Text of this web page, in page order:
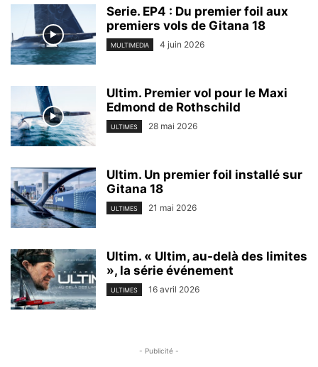
Serie. EP4 : Du premier foil aux
premiers vols de Gitana 18
MULTIMEDIA 4 juin 2026
Ultim. Premier vol pour le Maxi
Edmond de Rothschild
ULTIMES 28 mai 2026
Ultim. Un premier foil installé sur
Gitana 18
ULTIMES 21 mai 2026
Ultim. « Ultim, au-delà des limites
», la série événement
ULTIMES 16 avril 2026
- Publicité -